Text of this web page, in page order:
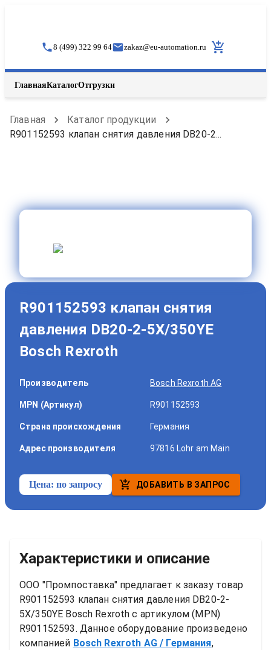
8 (499) 322 99 64 zakaz@eu-automation.ru
ГлавнаяКаталогОтгрузки
Главная
Каталог продукции
R901152593 клапан снятия давления DB20-2...
R901152593 клапан снятия
давления DB20-2-5X/350YE
Bosch Rexroth
Производитель Bosch Rexroth AG
MPN (Артикул) R901152593
Страна происхождения Германия
Адрес производителя 97816 Lohr am Main
Цена: по запросу ДОБАВИТЬ В ЗАПРОС
Характеристики и описание
ООО "Промпоставка" предлагает к заказу товар
R901152593 клапан снятия давления DB20-2-
5X/350YE Bosch Rexroth
R901152593. Данное оборудование произведено
компанией Bosch Rexroth AG / Германия,